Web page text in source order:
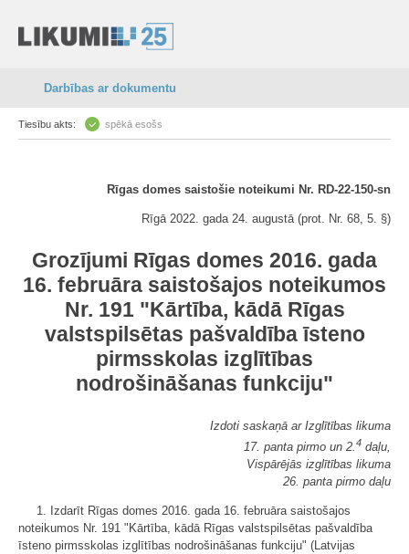
Darbības ar dokumentu
Tiesību akts: spēkā esošs
Rīgas domes saistošie noteikumi Nr. RD-22-150-sn
Rīgā 2022. gada 24. augustā (prot. Nr. 68, 5. §)
Grozījumi Rīgas domes 2016. gada
16. februāra saistošajos noteikumos
Nr. 191 "Kārtība, kādā Rīgas
valstspilsētas pašvaldība īsteno
pirmsskolas izglītības
nodrošināšanas funkciju"
Izdoti saskaņā ar Izglītības likuma
17. panta pirmo un 2.4 daļu,
Vispārējās izglītības likuma
26. panta pirmo daļu
1. Izdarīt Rīgas domes 2016. gada 16. februāra saistošajos
noteikumos Nr. 191 "Kārtība, kādā Rīgas valstspilsētas pašvaldība
īsteno pirmsskolas izglītības nodrošināšanas funkciju" (Latvijas